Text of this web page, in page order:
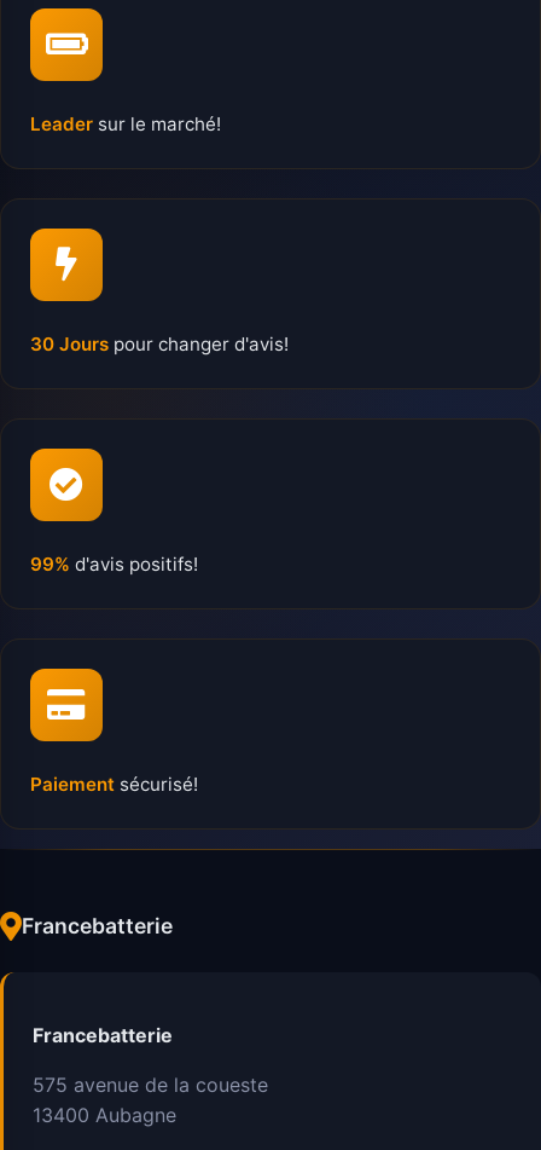
Leader sur le marché!
30 Jours pour changer d'avis!
99% d'avis positifs!
Paiement sécurisé!
Francebatterie
Francebatterie
575 avenue de la coueste
13400 Aubagne